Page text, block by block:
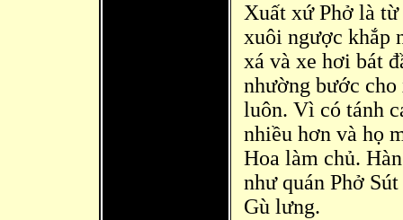
Xuất xứ Phở là từ
xuôi ngược khắp
xá và xe hơi bát đ
nhường bước cho
luôn. Vì có tánh
nhiều hơn và họ
Hoa làm chủ.
như quán Phở
Gù lưng.